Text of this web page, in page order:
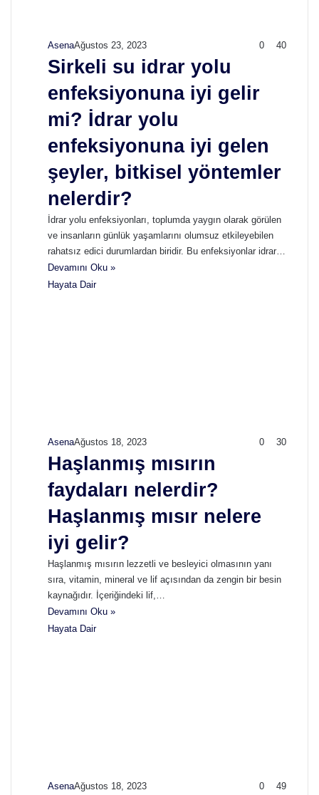
AsenaAğustos 23, 2023 0 40
Sirkeli su idrar yolu
enfeksiyonuna iyi gelir
mi? İdrar yolu
enfeksiyonuna iyi gelen
şeyler, bitkisel yöntemler
nelerdir?
İdrar yolu enfeksiyonları, toplumda yaygın olarak görülen
ve insanların günlük yaşamlarını olumsuz etkileyebilen
rahatsız edici durumlardan biridir. Bu enfeksiyonlar idrar…
Devamını Oku »
Hayata Dair
AsenaAğustos 18, 2023 0 30
Haşlanmış mısırın
faydaları nelerdir?
Haşlanmış mısır nelere
iyi gelir?
Haşlanmış mısırın lezzetli ve besleyici olmasının yanı
sıra, vitamin, mineral ve lif açısından da zengin bir besin
kaynağıdır. İçeriğindeki lif,…
Devamını Oku »
Hayata Dair
AsenaAğustos 18, 2023 0 49